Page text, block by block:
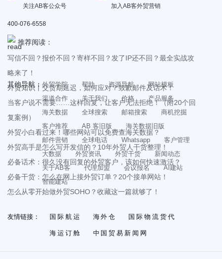
关注AB客公众号 加入AB客外贸营销
400-076-6558
推荐阅读：
写信不回？报价不回？寄样不回？发了IP还不回？最全实战攻
略来了！
外贸知识丨交货期延迟，如何应对？致歉邮件及话术！
当客户说不需要……这样回复，让客户无法拒绝！（附20个回
复案例）
外贸小白看过来！哪些网站可以免费查海关数据？
外贸高手是怎么写开发信的？10年外贸人干货整理！
必备话术：很久没有回复的外贸客户，该如何快速激活？
必备干货：怎么在网上接外贸订单？20个接单网站！
怎么从零开始做外贸SOHO？收藏这一篇就够了！
其他导航： 外贸学院 帮助 资源导航
网站模板
渠道合作
关于我们 价格
产品服务
海关数据
全球搜索 邮箱搜索
商机挖掘
客户推荐
AB 客旧版
海关数据旧版
邮件营销
全球电话 Whatsapp
客户管理
大数据
外贸资讯 外贸干货
新闻动态
关于AB客
代理加盟 会议报名
AI建站
智能建站
友情链接： 国际航运 海外仓 国际物流货代
海运订舱 中国贸易新闻网